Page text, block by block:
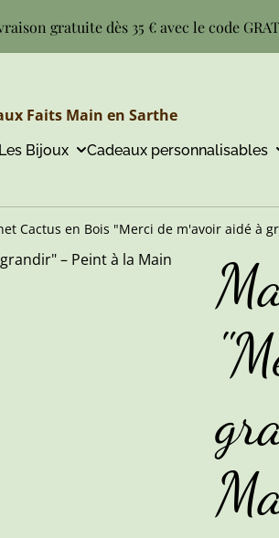
gratuite dès 35 € avec le code
Faits Main en Sarthe
Les Bijoux Cadeaux personnalisables
Cactus en Bois "Merci de m'avoir aidé à